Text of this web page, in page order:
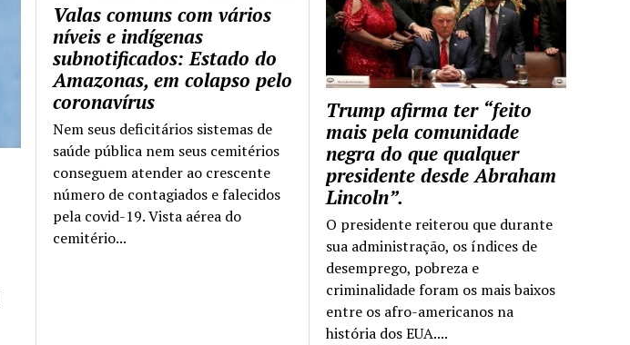
Trump afirma ter “feito
mais pela comunidade
negra do que qualquer
presidente desde Abraham
Lincoln”.
O presidente reiterou que durante
sua administração, os índices de
desemprego, pobreza e
criminalidade foram os mais baixos
entre os afro-americanos na
história dos EUA....
Valas comuns com vários
níveis e indígenas
subnotificados: Estado do
Amazonas, em colapso pelo
coronavírus
Nem seus deficitários sistemas de
saúde pública nem seus cemitérios
conseguem atender ao crescente
número de contagiados e falecidos
pela covid-19. Vista aérea do
cemitério...